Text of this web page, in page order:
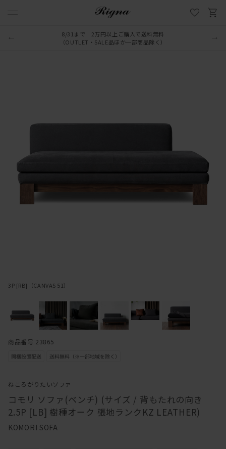
LINE新規追加でクーポンプレゼント
ねころがりたいソファ
コモリ ソファ(ベンチ) (サイズ / 背もたれの向き
2.5P [LB] 樹種オーク 張地ランクKZ LEATHER)
KOMORI SOFA
3P [RB]（CANVAS 51）
商品番号 23865